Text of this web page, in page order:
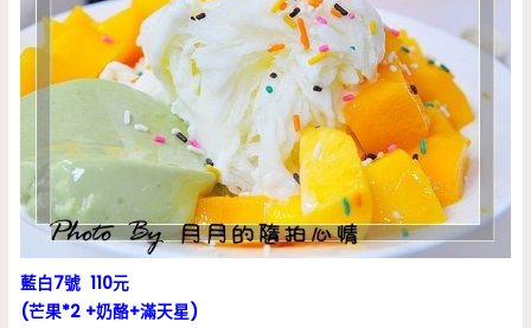
藍白7號 110元
(芒果*2 +奶酪+滿天星)